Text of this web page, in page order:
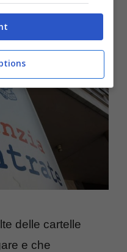
delle cartelle
e che